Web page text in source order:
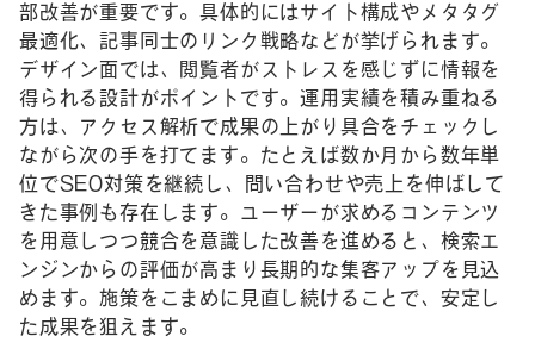
部改善が重要です。具体的にはサイト構成やメタタグ
最適化、記事同士のリンク戦略などが挙げられます。
デザイン面では、閲覧者がストレスを感じずに情報を
得られる設計がポイントです。運用実績を積み重ねる
方は、アクセス解析で成果の上がり具合をチェックし
ながら次の手を打てます。たとえば数か月から数年単
位でSEO対策を継続し、問い合わせや売上を伸ばして
きた事例も存在します。ユーザーが求めるコンテンツ
を用意しつつ競合を意識した改善を進めると、検索エ
ンジンからの評価が高まり長期的な集客アップを見込
めます。施策をこまめに見直し続けることで、安定し
た成果を狙えます。